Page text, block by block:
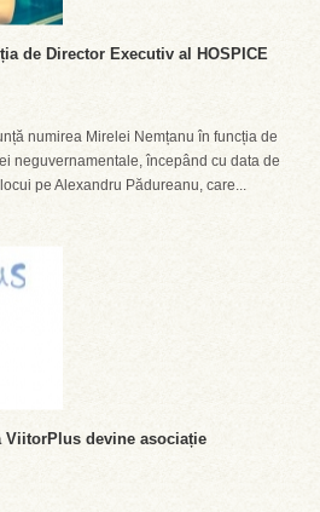
de Director Executiv al HOSPICE
numirea Mirelei Nemțanu în funcția de
neguvernamentale, începând cu data de
pe Alexandru Pădureanu, care...
ViitorPlus devine asociație